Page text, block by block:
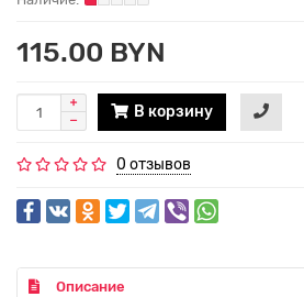
115.00 BYN
В корзину
0 отзывов
Описание